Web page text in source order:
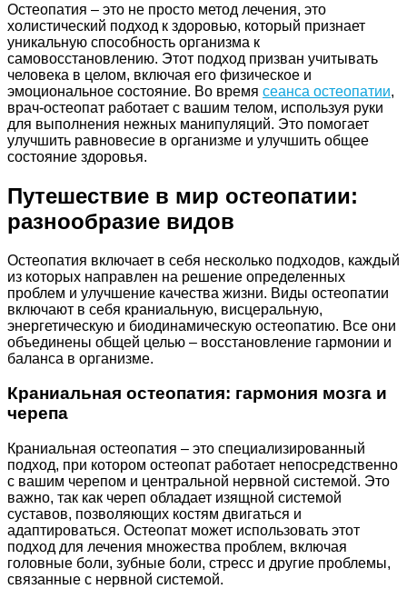
Остеопатия – это не просто метод лечения, это
холистический подход к здоровью, который признает
уникальную способность организма к
самовосстановлению. Этот подход призван учитывать
человека в целом, включая его физическое и
эмоциональное состояние. Во время сеанса остеопатии,
врач-остеопат работает с вашим телом, используя руки
для выполнения нежных манипуляций. Это помогает
улучшить равновесие в организме и улучшить общее
состояние здоровья.
Путешествие в мир остеопатии:
разнообразие видов
Остеопатия включает в себя несколько подходов, каждый
из которых направлен на решение определенных
проблем и улучшение качества жизни. Виды остеопатии
включают в себя краниальную, висцеральную,
энергетическую и биодинамическую остеопатию. Все они
объединены общей целью – восстановление гармонии и
баланса в организме.
Краниальная остеопатия: гармония мозга и
черепа
Краниальная остеопатия – это специализированный
подход, при котором остеопат работает непосредственно
с вашим черепом и центральной нервной системой. Это
важно, так как череп обладает изящной системой
суставов, позволяющих костям двигаться и
адаптироваться. Остеопат может использовать этот
подход для лечения множества проблем, включая
головные боли, зубные боли, стресс и другие проблемы,
связанные с нервной системой.